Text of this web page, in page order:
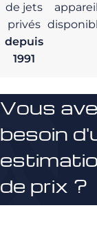
de jets
privés
depuis
1991
Vous
besoin
de prix ?